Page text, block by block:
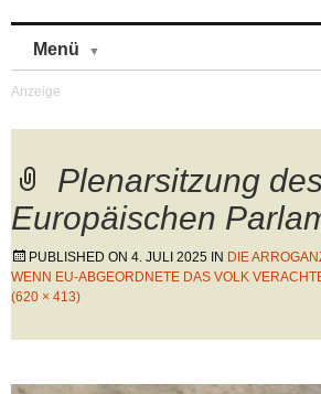
Menü
Plenarsitzung
Europäischen
PUBLISHED ON 4. JULI 2025 IN DIE
WENN EU-ABGEORDNETE DAS VOLK
(620 × 413)